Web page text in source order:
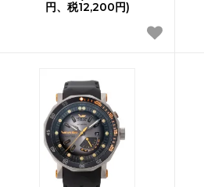
円、税12,200円)